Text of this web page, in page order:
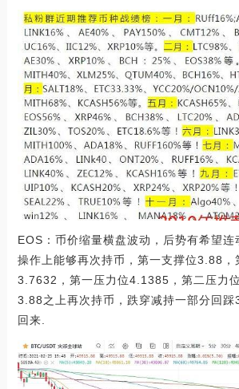
EOS：币价缩量横盘波动，后势有希望连
操作上能够再次持币，第一支撑位3.88，
3.7632，第一压力位4.1385，第二压力
3.88之上再次持币，跌穿减持一部分回
回来.